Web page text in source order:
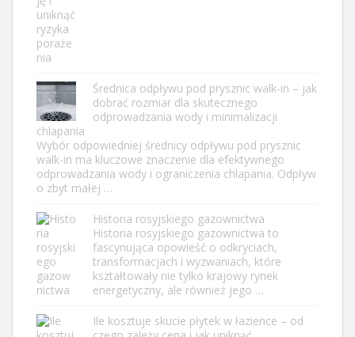
Średnica odpływu pod prysznic walk-in – jak
dobrać rozmiar dla skutecznego
odprowadzania wody i minimalizacji
chlapania
Wybór odpowiedniej średnicy odpływu pod prysznic
walk-in ma kluczowe znaczenie dla efektywnego
odprowadzania wody i ograniczenia chlapania. Odpływ
o zbyt małej …
Historia rosyjskiego gazownictwa
Historia rosyjskiego gazownictwa to
fascynująca opowieść o odkryciach,
transformacjach i wyzwaniach, które
kształtowały nie tylko krajowy rynek
energetyczny, ale również jego …
Ile kosztuje skucie płytek w łazience – od